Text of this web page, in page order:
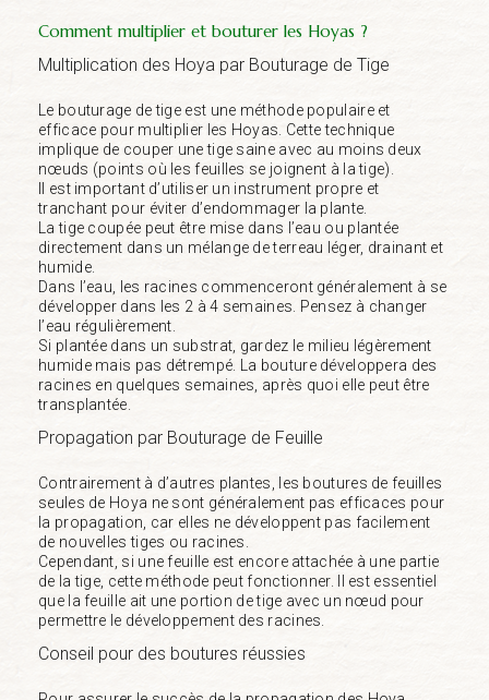
Comment multiplier et bouturer les Hoyas ?
Multiplication des Hoya par Bouturage de Tige
Le bouturage de tige est une méthode populaire et
efficace pour multiplier les Hoyas. Cette technique
implique de couper une tige saine avec au moins deux
nœuds (points où les feuilles se joignent à la tige).
Il est important d’utiliser un instrument propre et
tranchant pour éviter d’endommager la plante.
La tige coupée peut être mise dans l’eau ou plantée
directement dans un mélange de terreau léger, drainant et
humide.
Dans l’eau, les racines commenceront généralement à se
développer dans les 2 à 4 semaines. Pensez à changer
l’eau régulièrement.
Si plantée dans un substrat, gardez le milieu légèrement
humide mais pas détrempé. La bouture développera des
racines en quelques semaines, après quoi elle peut être
transplantée.
Propagation par Bouturage de Feuille
Contrairement à d’autres plantes, les boutures de feuilles
seules de Hoya ne sont généralement pas efficaces pour
la propagation, car elles ne développent pas facilement
de nouvelles tiges ou racines.
Cependant, si une feuille est encore attachée à une partie
de la tige, cette méthode peut fonctionner. Il est essentiel
que la feuille ait une portion de tige avec un nœud pour
permettre le développement des racines.
Conseil pour des boutures réussies